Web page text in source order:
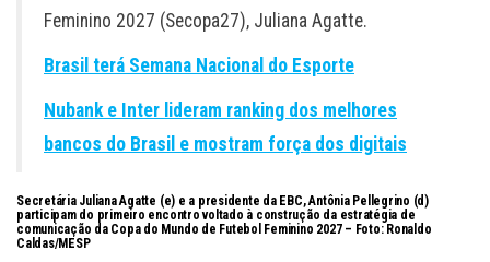
Feminino 2027 (Secopa27), Juliana Agatte.
Brasil terá Semana Nacional do Esporte
Nubank e Inter lideram ranking dos melhores
bancos do Brasil e mostram força dos digitais
Secretária Juliana Agatte (e) e a presidente da EBC, Antônia Pellegrino (d)
participam do primeiro encontro voltado à construção da estratégia de
comunicação da Copa do Mundo de Futebol Feminino 2027 – Foto: Ronaldo
Caldas/MESP